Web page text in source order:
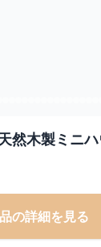
然木製ミニ
の詳細を見る